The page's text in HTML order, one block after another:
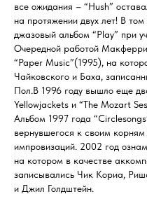
все ожидания – “Hush”
на протяжении двух лет! В
джазовый альбом “Play” при
Очередной работой
“Paper Music”(1995), на
Чайковского и Баха,
Пол.В 1996 году вышло еще
Yellowjackets и “The Mozart
Альбом 1997 года
вернувшегося к своим
импровизаций. 2002 год
на котором в качестве
записывались Чик Кориа,
и Джил Голдштейн.